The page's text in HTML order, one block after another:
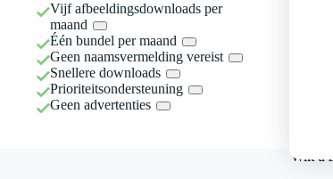
Vijf afbeeldingsdownloads per
maand
Één bundel per maand
Geen naamsvermelding vereist
Snellere downloads
Prioriteitsondersteuning
Geen advertenties
Wilt u